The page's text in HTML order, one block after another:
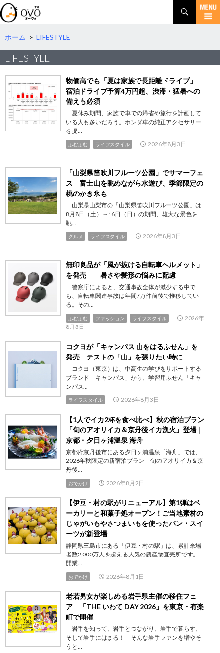
検
索
コ
テ
へ
移
ホーム > LIFESTYLE
LIFESTYLE
物価高でも「夏は家族で長距離ドライブ」
宿泊ドライブ予算4万円超、渋滞・猛暑への
備えも必須
夏休み期間、家族で車での帰省や旅行を計画して
いる人も多いだろう。ホンダ車の純正アクセサリー
を提...
ふむふむ ライフスタイル 2026年8月3日
「山梨県笛吹川フルーツ公園」でサマーフェ
ス 富士山を眺めながら水遊び、季節限定の
桃のかき氷も
山梨県山梨市の「山梨県笛吹川フルーツ公園」は
8月8日（土）～16日（日）の期間、雄大な景色を
眺...
グルメ ライフスタイル 2026年8月3日
無印良品が「風が抜ける自転車ヘルメット」
を発売 暑さや髪形の悩みに配慮
警察庁によると、交通事故全体が減少する中で
も、自転車関連事故は年間7万件前後で推移してい
る。その...
ふむふむ ファッション ライフスタイル
2026年
8月3日
コクヨが「キャンパス 山をはるふせん」を
発売 テストの「山」を張りたい時に
コクヨ（東京）は、中高生の学びをサポートする
ブランド「キャンパス」から、学習用ふせん「キャ
ンパス...
ライフスタイル 2026年8月3日
【1人でイカ2杯を食べ比べ】秋の宿泊プラン
「旬のアオリイカ＆京丹後イカ漁火」登場｜
京都・夕日ヶ浦温泉 海舟
京都府京丹後市にある夕日ヶ浦温泉「海舟」では、
2026年秋限定の新宿泊プラン「旬のアオリイカ＆京
丹後...
おでかけ 2026年8月2日
【伊豆・村の駅がリニューアル】第1弾はベ
ーカリーと和菓子処オープン！ご当地素材の
じゃがいもやさつまいもを使ったパン・スイ
ーツが新登場
静岡県三島市にある「伊豆・村の駅」は、累計来場
者数2,000万人を超える人気の農産物直売所です。
開業...
おでかけ 2026年8月1日
老若男女が楽しめる岩手県主催の移住フェ
ア 「THE いわて DAY 2026」を東京・有楽
町で開催
岩手を知って、岩手とつながり、岩手で暮らす、
そして岩手にはまる！ そんな岩手ファンを増やそ
うと...